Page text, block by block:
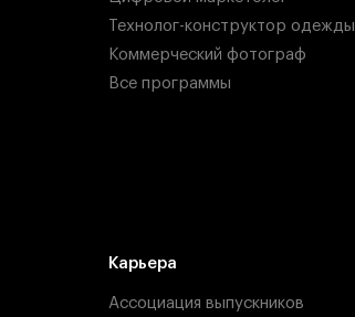
Технолог-конструктор одежды
Коммерческий фотограф
Все программы
Карьера
Ассоциация выпускников